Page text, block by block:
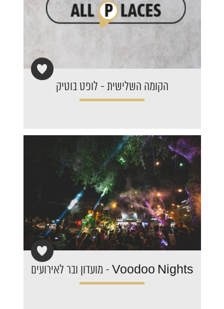
הקומה השלישית - לופט בוטיק
Voodoo Nights - מועדון ובר לאירועים